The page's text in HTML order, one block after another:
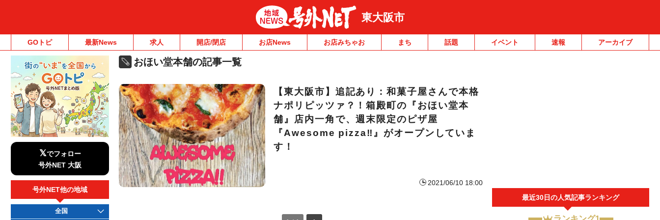
東大阪市
GOトピ 最新News 求人 開店/閉店 お店News お店みちゃお まち 話題 イベント 速報 アーカイブ
おほい堂本舗の記事一覧
【東大阪市】追記あり：和菓子屋さんで本格
ナポリピッツァ？！箱殿町の『おほい堂本
舗』店内一角で、週末限定のピザ屋
『Awesome pizza‼︎』がオープンしていま
す！
2021/06/10 18:00
最近30日の人気記事ランキング
𝕏でフォロー
号外NET 大阪
号外NET他の地域
全国